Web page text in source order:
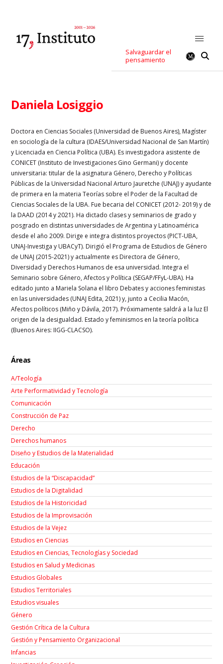
Salvaguardar el
pensamiento
Daniela Losiggio
Doctora en Ciencias Sociales (Universidad de Buenos Aires), Magíster
en sociología de la cultura (IDAES/Universidad Nacional de San Martín)
y Licenciada en Ciencia Política (UBA). Es investigadora asistente de
CONICET (Instituto de Investigaciones Gino Germani) y docente
universitaria: titular de la asignatura Género, Derecho y Políticas
Públicas de la Universidad Nacional Arturo Jauretche (UNAJ) y ayudante
de primera en la materia Teorías sobre el Poder de la Facultad de
Ciencias Sociales de la UBA. Fue becaria del CONICET (2012- 2019) y de
la DAAD (2014 y 2021). Ha dictado clases y seminarios de grado y
posgrado en distintas universidades de Argentina y Latinoamérica
desde el año 2009. Dirige e integra distintos proyectos (PICT-UBA,
UNAJ-Investiga y UBACyT). Dirigió el Programa de Estudios de Género
de UNAJ (2015-2021) y actualmente es Directora de Género,
Diversidad y Derechos Humanos de esa universidad. Integra el
Seminario sobre Género, Afectos y Política (SEGAP/FFyL-UBA). Ha
editado junto a Mariela Solana el libro Debates y acciones feministas
en las universidades (UNAJ Edita, 2021) y, junto a Cecilia Macón,
Afectos políticos (Miño y Dávila, 2017). Próximamente saldrá a la luz El
origen de la desigualdad. Estado y feminismos en la teoría política
(Buenos Aires: IIGG-CLACSO).
Áreas
A/Teología
Arte Performatividad y Tecnología
Comunicación
Construcción de Paz
Derecho
Derechos humanos
Diseño y Estudios de la Materialidad
Educación
Estudios de la “Discapacidad”
Estudios de la Digitalidad
Estudios de la Historicidad
Estudios de la Improvisación
Estudios de la Vejez
Estudios en Ciencias
Estudios en Ciencias, Tecnologías y Sociedad
Estudios en Salud y Medicinas
Estudios Globales
Estudios Territoriales
Estudios visuales
Género
Gestión Crítica de la Cultura
Gestión y Pensamiento Organizacional
Infancias